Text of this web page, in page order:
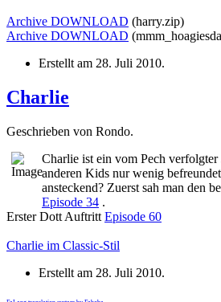
Archive DOWNLOAD (harry.zip)
Archive DOWNLOAD
Erstellt am 28. Juli 2010.
Charlie
Geschrieben von Rondo.
Charlie ist ein vom Pech verfolgter
anderen Kids nur wenig
ansteckend? Zuerst sah man den
Episode 34 .
Erster Dott Auftritt Episode 60
Charlie im Classic-Stil
Erstellt am 28. Juli 2010.